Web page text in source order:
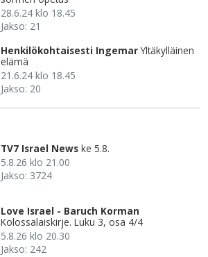
28.6.24 klo 18.45
Jakso: 21
Henkilökohtaisesti Ingemar Yltäkylläinen
elämä
21.6.24 klo 18.45
Jakso: 20
TV7 Israel News ke 5.8.
5.8.26 klo 21.00
Jakso: 3724
Love Israel - Baruch Korman
Kolossalaiskirje. Luku 3, osa 4/4
5.8.26 klo 20.30
Jakso: 242